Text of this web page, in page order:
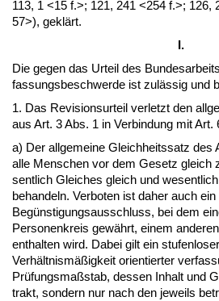
113, 1 <15 f.>; 121, 241 <254 f.>; 126,
57>), geklärt.
I.
Die ge­gen das Ur­teil des
fas­sungs­be­schwer­de ist zulässig und
1. Das Re­vi­si­ons­ur­teil ver­letzt den
aus Art. 3 Abs. 1 in Ver­bin­dung mit Art.
a) Der all­ge­mei­ne Gleich­heits­satz des
al­le Men­schen vor dem Ge­setz gleich
sent­lich Glei­ches gleich und
be­han­deln. Ver­bo­ten ist da­her auch
Begüns­ti­gungs­aus­schluss, bei dem
Per­so­nen­kreis gewährt, ei­nem
ent­hal­ten wird. Da­bei gilt ein
Verhält­nismäßig­keit ori­en­tier­ter
Prüfungs­maßstab, des­sen In­halt und
trakt, son­dern nur nach den je­weils